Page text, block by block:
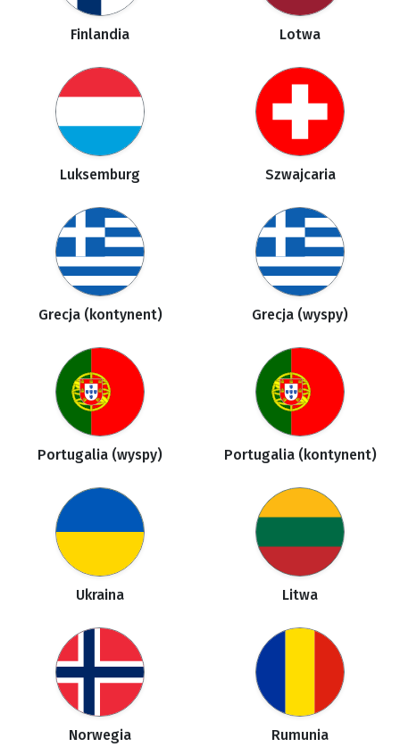
Finlandia Lotwa
Luksemburg Szwajcaria
Grecja (kontynent) Grecja (wyspy)
Portugalia (wyspy) Portugalia (kontynent)
Ukraina Litwa
Norwegia Rumunia